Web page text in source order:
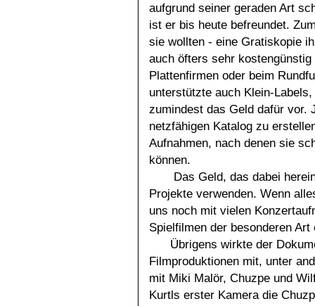
aufgrund seiner geraden Art
ist er bis heute befreundet.
sie wollten - eine Gratiskopie
auch öfters sehr
Plattenfirmen oder beim
unterstützte auch Klein-
zumindest das Geld dafür vor.
netzfähigen Katalog zu
Aufnahmen, nach denen sie
können.
Das Geld, das dabei
Projekte verwenden. Wenn
uns noch mit vielen
Spielfilmen der besonderen Art
Übrigens wirkte der
Filmproduktionen mit, unter
mit Miki Malör, Chuzpe und
Kurtls erster Kamera die